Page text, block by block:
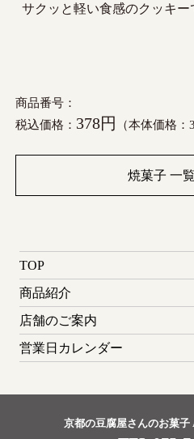
サクッと軽い食感のクッキー
商品番号：
税込価格： 378円 （本体価格：
焼菓子 一
TOP
商品紹介
店舗のご案内
営業日カレンダー
京都の豆腐屋さんのお菓